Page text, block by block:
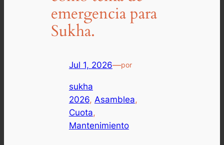
emergencia para
Sukha.
Jul 1, 2026—por
sukha
2026, Asamblea
Cuota
Mantenimiento